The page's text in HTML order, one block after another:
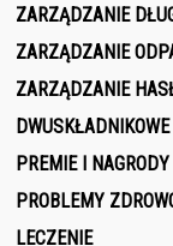
ZARZĄDZANIE
ZARZĄDZANIE
ZARZĄDZANIE
DWUSKŁADNIKOWE
PREMIE I NAGRODY
PROBLEMY
LECZENIE